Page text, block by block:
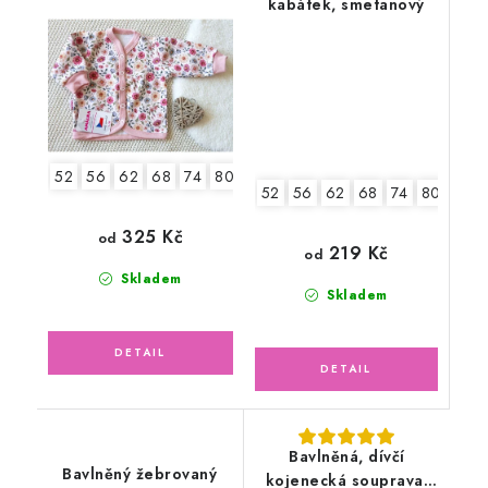
52 56 62 68 74 80
Skladem
od 325 Kč
52 56 62 68 74 80
Skladem
od 219 Kč
Bavlněný žebrovaný
Bavlněná, dívčí
kojenecká souprava,